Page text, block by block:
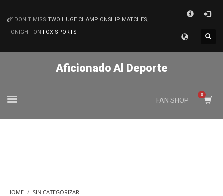
MATCHES
DON'T MISS TWO HUGE CHAMPIONSHIP MATCHES,
TONIGHT ON FOX SPORTS
Aficionado Al Deporte
FAN SHOP
HOME
SIN CATEGORIZAR